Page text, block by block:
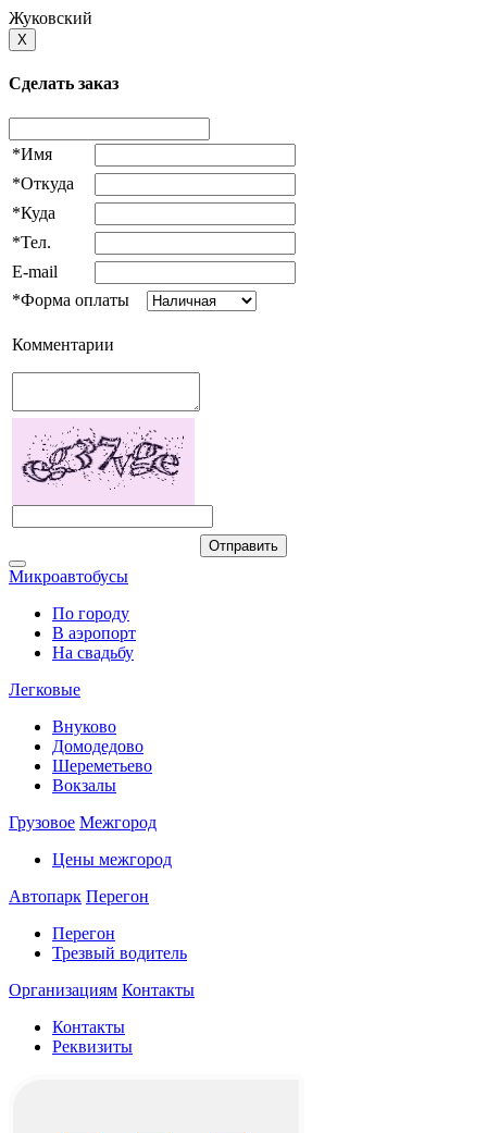
Жуковский
X
Сделать заказ
*Имя
*Откуда
*Куда
*Тел.
E-mail
*Форма оплаты
Комментарии
Микроавтобусы
По городу
В аэропорт
На свадьбу
Легковые
Внуково
Домодедово
Шереметьево
Вокзалы
Грузовое Межгород
Цены межгород
Автопарк Перегон
Перегон
Трезвый водитель
Организациям Контакты
Контакты
Реквизиты